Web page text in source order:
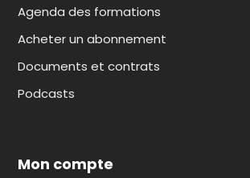
Agenda des formations
Acheter un abonnement
Documents et contrats
Podcasts
Mon compte